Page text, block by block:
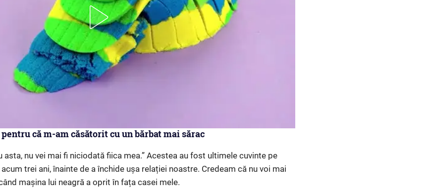
că m-am căsătorit cu un bărbat mai sărac
asta, nu vei mai fi niciodată fiica mea.” Acestea au fost ultimele cuvinte pe
trei ani, înainte de a închide ușa relației noastre. Credeam că nu voi mai
mașina lui neagră a oprit în fața casei mele.